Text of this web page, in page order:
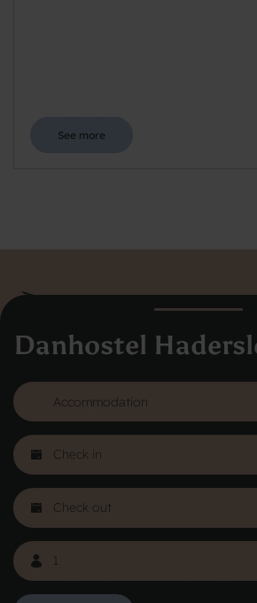
Danhostel
See more
Vodroffsvej 32
1900 Frederiksberg
About Danhostel
Youth hostels abroad
Worth knowing - Hosteling
Online Gallery